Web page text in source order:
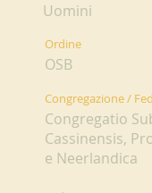
Uomini
Ordine
OSB
Congregazione /
Congregatio
Cassinensis,
e Neerlandica